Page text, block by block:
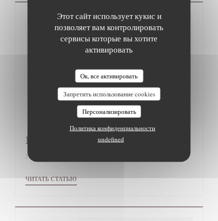
Этот сайт использует кукис и
позволяет вам контролировать
сервисы которые вы хотите
активировать
Ок, все активировать
Запретить использование cookies
Персонализировать
Политика конфиденциальности
undefined
Passeport Gourmand
27/12/2017
ЧИТАТЬ СТАТЬЮ((ОТКРЫВАЕТСЯ В НОВОМ ОКНЕ))